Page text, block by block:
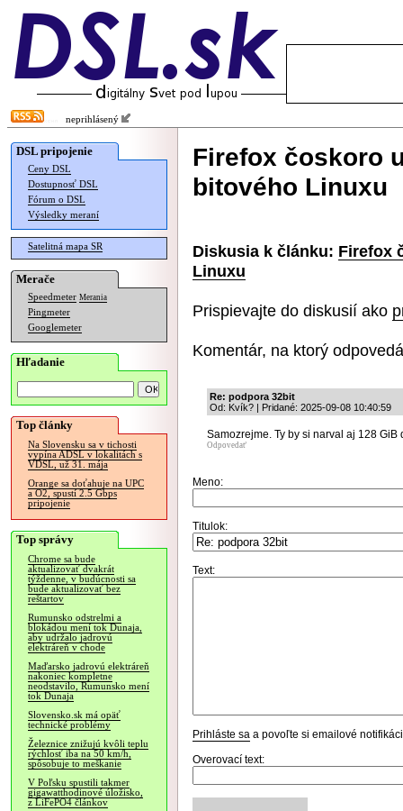
neprihlásený
DSL pripojenie
Ceny DSL
Dostupnosť DSL
Fórum o DSL
Výsledky meraní
Satelitná mapa SR
Merače
Speedmeter Merania
Pingmeter
Googlemeter
Hľadanie
Top články
Na Slovensku sa v tichosti
vypína ADSL v lokalitách s
VDSL, už 31. mája
Orange sa doťahuje na UPC
a O2, spustí 2.5 Gbps
pripojenie
Top správy
Chrome sa bude
aktualizovať dvakrát
týždenne, v budúcnosti sa
bude aktualizovať bez
reštartov
Rumunsko odstrelmi a
blokádou mení tok Dunaja,
aby udržalo jadrovú
elektráreň v chode
Maďarsko jadrovú elektráreň
nakoniec kompletne
neodstavilo, Rumunsko mení
tok Dunaja
Slovensko.sk má opäť
technické problémy
Železnice znižujú kvôli teplu
rýchlosť iba na 50 km/h,
spôsobuje to meškanie
V Poľsku spustili takmer
gigawatthodinové úložisko,
z LiFePO4 článkov
Firefox čoskoro
bitového Linuxu
Diskusia k článku: Firefox
Linuxu
Prispievajte do diskusií ako
Komentár, na ktorý
Re: podpora 32bit
Od: Kvík? | Pridané: 2025-09-08 10:40:59
Samozrejme. Ty by si narval aj 128 GiB
Odpovedať
Meno:
Titulok:
Text:
Prihláste sa a povoľte si emailové
Overovací text: